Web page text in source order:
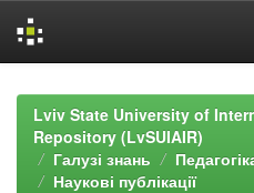
navigationLviv State University of
Repository (LvSUIAIR)
Галузі знань
Наукові публікації